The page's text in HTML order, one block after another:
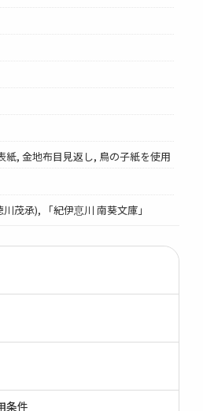
紙, 金地布目見返し, 鳥の子紙を使用
茂承), 「紀伊恴川 南葵文庫」
条件